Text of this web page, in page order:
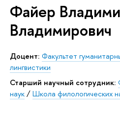
Файер
Владимирович
Доцент: Факультет
лингвистики
Старший научный сотрудник:
наук/Школа филологических